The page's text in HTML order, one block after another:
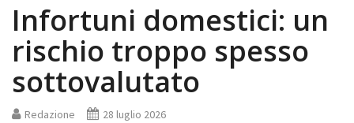
Infortuni domestici: un
rischio troppo spesso
sottovalutato
Redazione 28 luglio 2026